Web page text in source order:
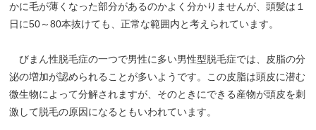
かに毛が薄くなった部分があるのかよく分かりませんが、頭髪は１
日に50～80本抜けても、正常な範囲内と考えられています。
びまん性脱毛症の一つで男性に多い男性型脱毛症では、皮脂の分
泌の増加が認められることが多いようです。この皮脂は頭皮に潜む
微生物によって分解されますが、そのときにできる産物が頭皮を刺
激して脱毛の原因になるともいわれています。